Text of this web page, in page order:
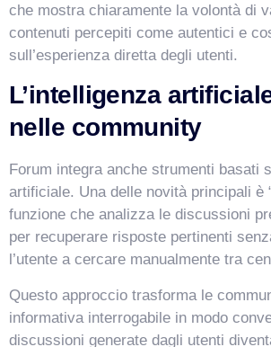
che mostra chiaramente la volontà di
contenuti percepiti come autentici e
sull’esperienza diretta degli utenti.
L’intelligenza
nelle community
Forum integra anche strumenti basati
artificiale. Una delle novità principali è
funzione che analizza le discussioni
per recuperare risposte pertinenti
l’utente a cercare manualmente tra
Questo approccio trasforma le
informativa interrogabile in modo
discussioni generate dagli utenti